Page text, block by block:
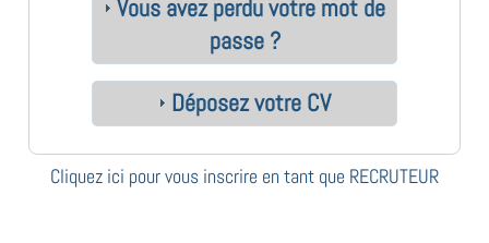
Vous avez perdu votre mot de
passe ?
Déposez votre CV
Cliquez ici pour vous inscrire en tant que RECRUTEUR